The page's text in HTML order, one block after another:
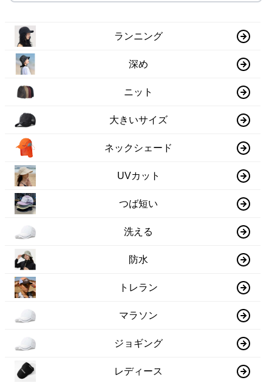
ランニング
深め
ニット
大きいサイズ
ネックシェード
UVカット
つば短い
洗える
防水
トレラン
マラソン
ジョギング
レディース